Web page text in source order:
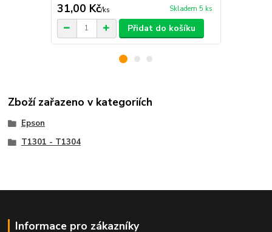
31,00 Kč/ks Skladem 5 ks
Přidat do košíku
Zboží zařazeno v kategoriích
Epson
T1301 - T1304
Informace pro zákazníky